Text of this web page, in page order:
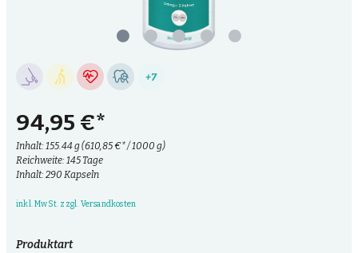
+7
94,95 €*
Inhalt: 155.44 g(610,85 €* / 1000 g)
Reichweite: 145 Tage
Inhalt: 290 Kapseln
inkl. MwSt. zzgl. Versandkosten
Produktart